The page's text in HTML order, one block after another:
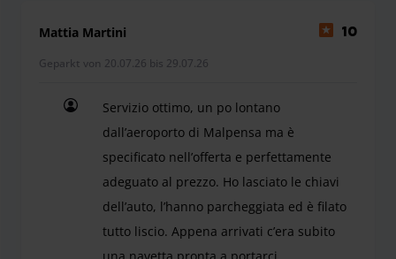
Mattia Martini 10
Geparkt von 20.07.26 bis 29.07.26
Servizio ottimo, un po lontano
dall’aeroporto di Malpensa ma è
specificato nell’offerta e perfettamente
adeguato al prezzo. Ho lasciato le chiavi
dell’auto, l’hanno parcheggiata ed è filato
tutto liscio. Appena arrivati c’era subito